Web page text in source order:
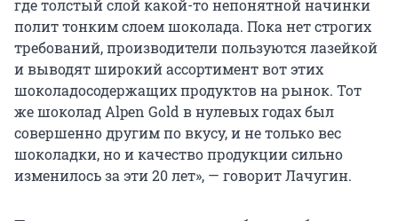
где толстый слой какой-то непонятной начинки
полит тонким слоем шоколада. Пока нет строгих
требований, производители пользуются лазейкой
и выводят широкий ассортимент вот этих
шоколадосодержащих продуктов на рынок. Тот
же шоколад Alpen Gold в нулевых годах был
совершенно другим по вкусу, и не только вес
шоколадки, но и качество продукции сильно
изменилось за эти 20 лет», — говорит Лачугин.